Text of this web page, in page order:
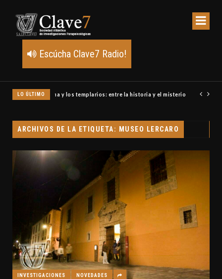
Escúcha Clave7 Radio!
LO ÚLTIMO Un meteoro explota sobre Estados Unidos y abre la pista
ARCHIVOS DE LA ETIQUETA: MUSEO LERCARO
INVESTIGACIONES NOVEDADES